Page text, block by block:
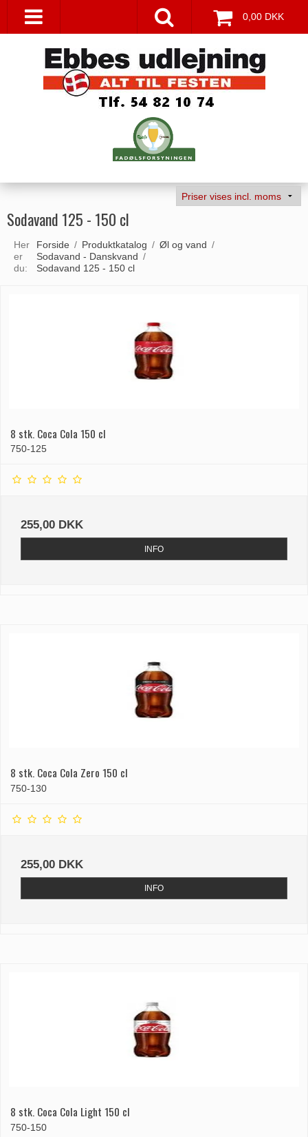
0,00 DKK
Sodavand 125 - 150 cl
Her
er
du:
Forside / Produktkatalog / Øl og vand /
Sodavand - Danskvand /
Sodavand 125 - 150 cl
8 stk. Coca Cola 150 cl
750-125
255,00 DKK
INFO
8 stk. Coca Cola Zero 150 cl
750-130
255,00 DKK
INFO
8 stk. Coca Cola Light 150 cl
750-150